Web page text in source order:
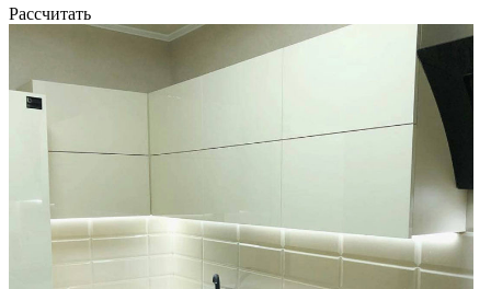
Рассчитать